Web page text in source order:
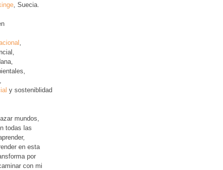
, Suecia.
y sosteniblidad
mundos,
todas las
en esta
por
con mi